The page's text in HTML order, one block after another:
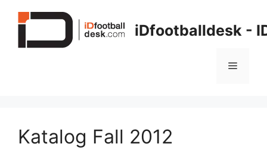
iDfootballdesk -
Menu
Katalog Fall 2012